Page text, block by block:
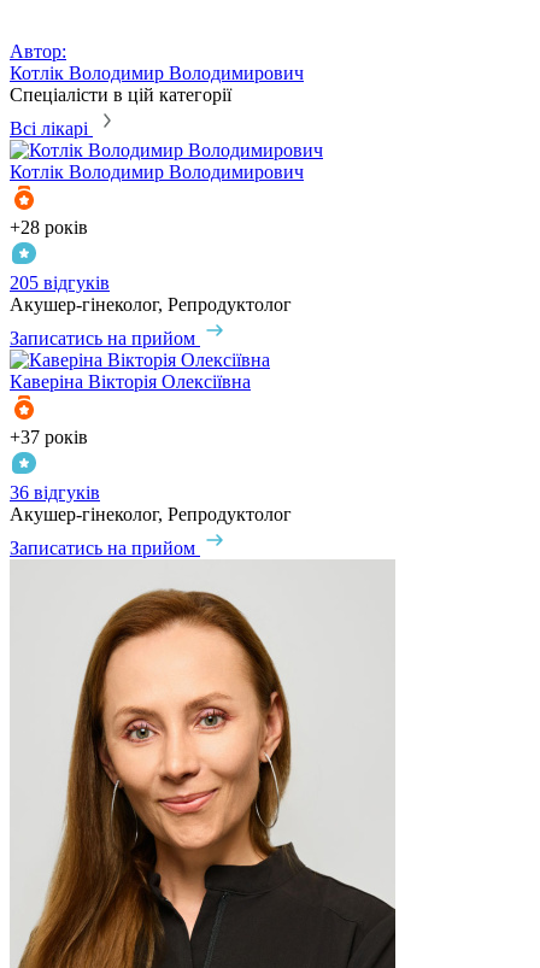
Автор:
Котлік Володимир Володимирович
Спеціалісти в цій категорії
Всі лікарі
Котлік Володимир Володимирович
+28 років
205 відгуків
Акушер-гінеколог, Репродуктолог
Записатись на прийом
Каверіна Вікторія Олексіївна
+37 років
36 відгуків
Акушер-гінеколог, Репродуктолог
Записатись на прийом